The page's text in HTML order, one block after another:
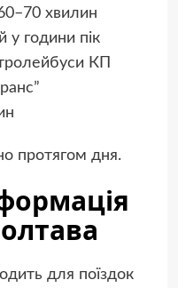
хвилин
у години пік
КП
протягом дня.
для поїздок